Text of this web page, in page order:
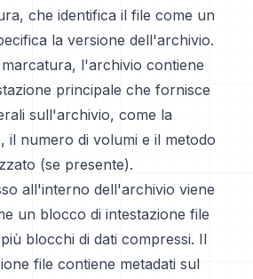
che identifica il file come un
la versione dell'archivio.
l'archivio contiene
principale che fornisce
sull'archivio, come la
il numero di volumi e il metodo
(se presente).
all'interno dell'archivio viene
un blocco di intestazione file
blocchi di dati compressi. Il
file contiene metadati sul